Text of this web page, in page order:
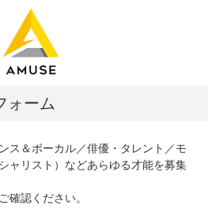
ォーム
ス＆ボーカル／俳優・タレント／モ
ャリスト）などあらゆる才能を募集
確認ください。